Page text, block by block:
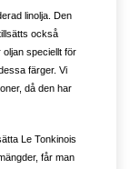
linolja. Den
också
speciellt för
färger. Vi
då den har
Le Tonkinois
får man